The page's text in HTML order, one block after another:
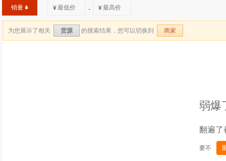
销量 ¥ - ¥
为您展示了相关 货源 的搜索结果，您可以切换到 商家
弱爆
翻遍了
要不